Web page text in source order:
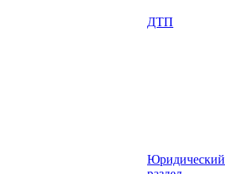
ДТП
Юридический